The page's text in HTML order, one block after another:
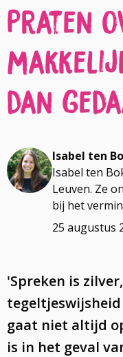
Praten
dan
Isabel ten
Isabel ten
Leuven. Ze
bij het
25 augustus
'Spreken is
gaat niet altijd
is in het geval